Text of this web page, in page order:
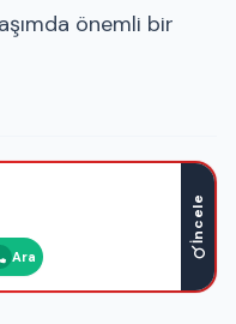
önemli bir
Ara
İncele